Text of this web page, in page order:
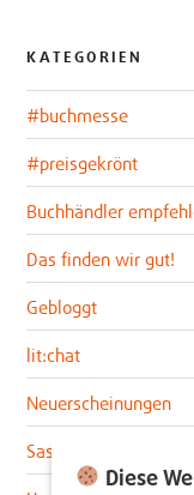
KATEGORIEN
#buchmesse
#preisgekrönt
Buchhändler
Das finden wir gut!
Gebloggt
lit:chat
Neuerscheinungen
Sascha im lit:blog
Diese